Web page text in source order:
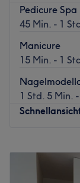
vereint,
die Schönheit
hochwertigen
persönlichen
Wir freue uns
Pedicure Spa
45 Min. - 1
Manicure
15 Min. - 1
1 Std. 5 Min.